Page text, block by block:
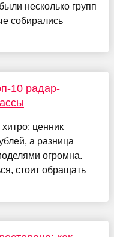
несколько групп
собирались
10 радар-
ценник
а разница
огромна.
стоит обращать